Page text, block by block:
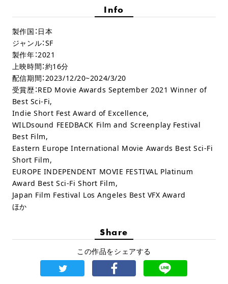
Info
製作国：日本
ジャンル：SF
製作年：2021
上映時間：約16分
配信期間：2023/12/20~2024/3/20
受賞歴：RED Movie Awards September 2021 Winner of
Best Sci-Fi,
Indie Short Fest Award of Excellence,
WILDsound FEEDBACK Film and Screenplay Festival
Best Film,
Eastern Europe International Movie Awards Best Sci-Fi
Short Film,
EUROPE INDEPENDENT MOVIE FESTIVAL Platinum
Award Best Sci-Fi Short Film,
Japan Film Festival Los Angeles Best VFX Award
ほか
Share
この作品をシェアする